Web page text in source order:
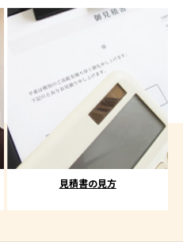
見積書の見方